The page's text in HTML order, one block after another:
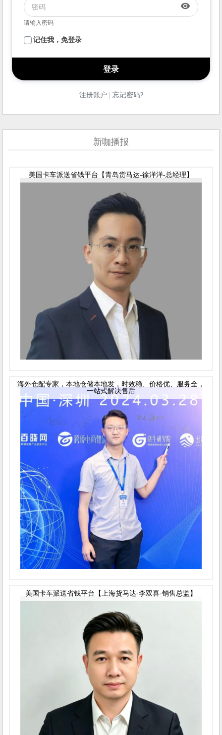
visibility
请输入密码
记住我，免登录
注册账户 | 忘记密码?
新咖播报
美国卡车派送省钱平台【青岛货马达-徐洋洋-总经理】
海外仓配专家，本地仓储本地发，时效稳、价格优、服务全，
一站式解决售后
美国卡车派送省钱平台【上海货马达-李双喜-销售总监】